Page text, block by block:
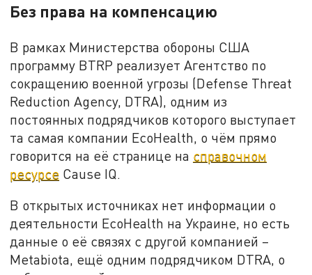
Без права на компенсацию
В рамках Министерства обороны США
программу BTRP реализует Агентство по
сокращению военной угрозы (Defense Threat
Reduction Agency, DTRA), одним из
постоянных подрядчиков которого выступает
та самая компании EcoHealth, о чём прямо
говорится на её странице на справочном
ресурсе Cause IQ.
В открытых источниках нет информации о
деятельности EcoHealth на Украине, но есть
данные о её связях с другой компанией –
Metabiota, ещё одним подрядчиком DTRA, о